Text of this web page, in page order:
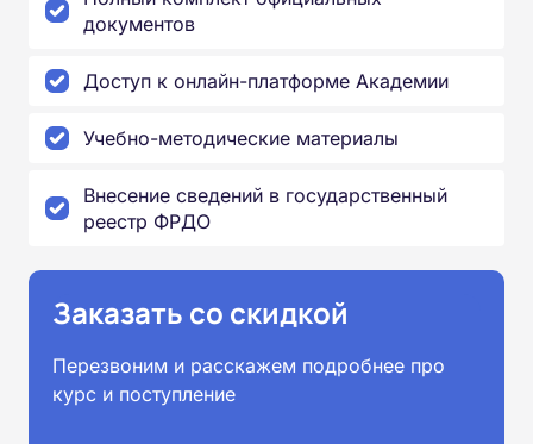
документов
Доступ к онлайн-платформе Академии
Учебно-методические материалы
Внесение сведений в государственный
реестр ФРДО
Заказать со скидкой
Перезвоним и расскажем подробнее про
курс и поступление